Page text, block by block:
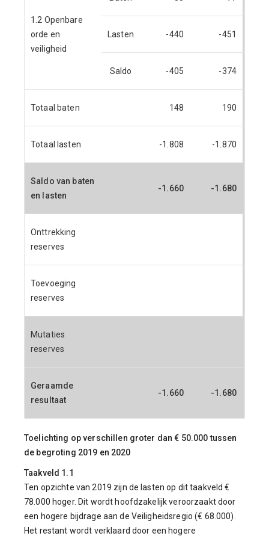
1.2 Openbare
orde en
veiligheid
Lasten -440 -451
Saldo -405 -374
Totaal baten 148 190
Totaal lasten -1.808 -1.870
Saldo van baten
en lasten
-1.660 -1.680
Onttrekking
reserves
Toevoeging
reserves
Mutaties
reserves
Geraamde
resultaat
-1.660 -1.680
Toelichting op verschillen groter dan € 50.000 tussen
de begroting 2019 en 2020
Taakveld 1.1
Ten opzichte van 2019 zijn de lasten op dit taakveld €
78.000 hoger. Dit wordt hoofdzakelijk veroorzaakt door
een hogere bijdrage aan de Veiligheidsregio (€ 68.000).
Het restant wordt verklaard door een hogere